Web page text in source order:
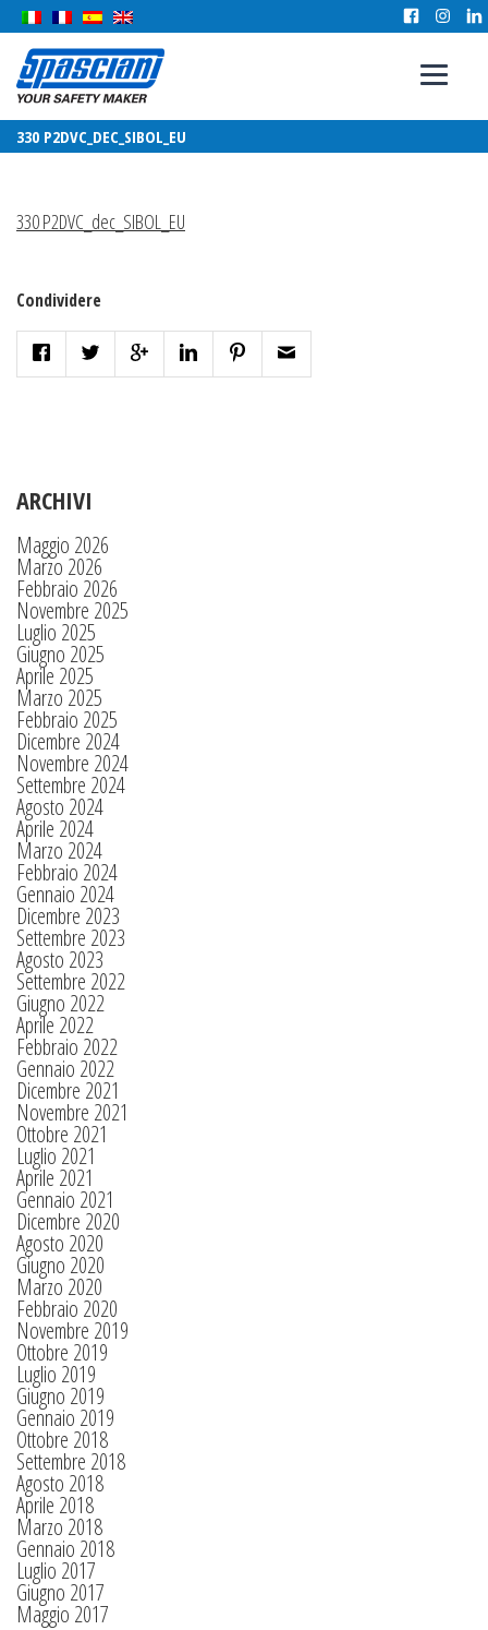
330 P2DVC_DEC_SIBOL_EU
330 P2DVC_dec_SIBOL_EU
Condividere
ARCHIVI
Maggio 2026
Marzo 2026
Febbraio 2026
Novembre 2025
Luglio 2025
Giugno 2025
Aprile 2025
Marzo 2025
Febbraio 2025
Dicembre 2024
Novembre 2024
Settembre 2024
Agosto 2024
Aprile 2024
Marzo 2024
Febbraio 2024
Gennaio 2024
Dicembre 2023
Settembre 2023
Agosto 2023
Settembre 2022
Giugno 2022
Aprile 2022
Febbraio 2022
Gennaio 2022
Dicembre 2021
Novembre 2021
Ottobre 2021
Luglio 2021
Aprile 2021
Gennaio 2021
Dicembre 2020
Agosto 2020
Giugno 2020
Marzo 2020
Febbraio 2020
Novembre 2019
Ottobre 2019
Luglio 2019
Giugno 2019
Gennaio 2019
Ottobre 2018
Settembre 2018
Agosto 2018
Aprile 2018
Marzo 2018
Gennaio 2018
Luglio 2017
Giugno 2017
Maggio 2017